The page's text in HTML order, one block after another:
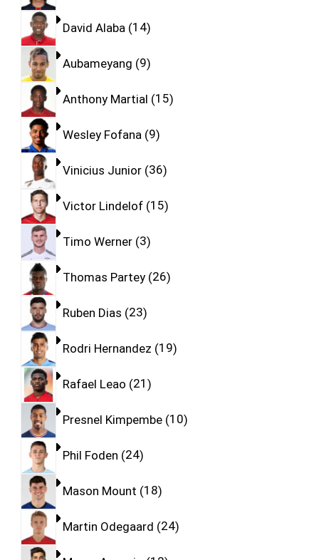
David Alaba 14
Aubameyang 9
Anthony Martial 15
Wesley Fofana 9
Vinicius Junior 36
Victor Lindelof 15
Timo Werner 3
Thomas Partey 26
Ruben Dias 23
Rodri Hernandez 19
Rafael Leao 21
Presnel Kimpembe 10
Phil Foden 24
Mason Mount 18
Martin Odegaard 24